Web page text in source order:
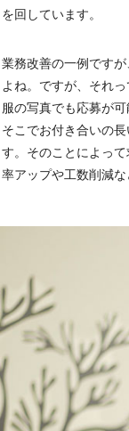
を回しています。
業務改善の一例です
よね。ですが、それ
服の写真でも応募が
そこでお付き合いの
す。そのことによっ
率アップや工数削減な